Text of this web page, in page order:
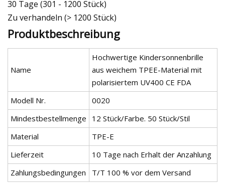
30 Tage (301 - 1200 Stück)
Zu verhandeln (> 1200 Stück)
Produktbeschreibung
Name
Hochwertige Kindersonnenbrille
aus weichem TPEE-Material mit
polarisiertem UV400 CE FDA
Modell Nr.
0020
Mindestbestellmenge
12 Stück/Farbe. 50 Stück/Stil
Material
TPE-E
Lieferzeit
10 Tage nach Erhalt der Anzahlung
Zahlungsbedingungen
T/T 100 % vor dem Versand